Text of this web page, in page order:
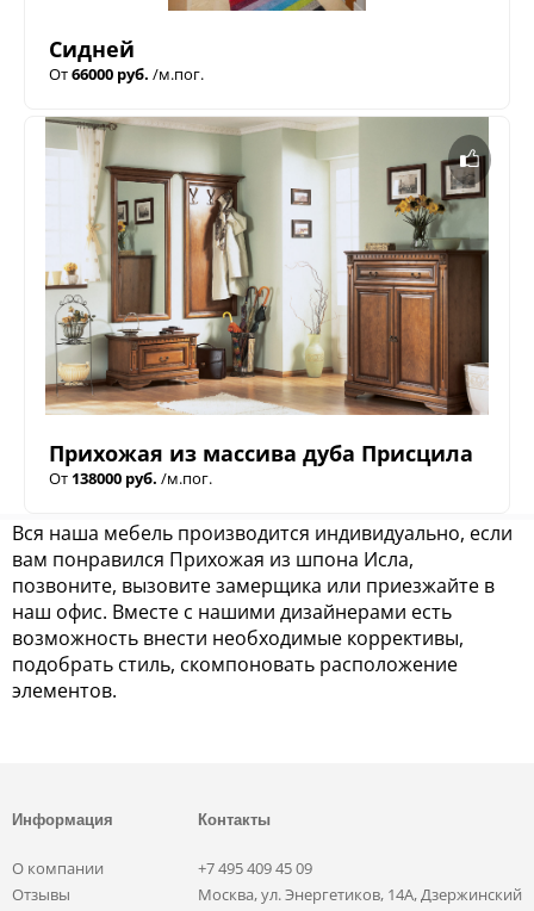
Сидней
От66000 руб. /м.пог.
Прихожая из массива дуба Присцила
От 138000 руб. /м.пог.
Вся наша мебель производится индивидуально, если
вам понравился Прихожая из шпона Исла,
позвоните, вызовите замерщика или приезжайте в
наш офис. Вместе с нашими дизайнерами есть
возможность внести необходимые коррективы,
подобрать стиль, скомпоновать расположение
элементов.
Информация
О компании
Отзывы
Контакты
+7 495 409 45 09
Москва, ул. Энергетиков, 14А, Дзержинский